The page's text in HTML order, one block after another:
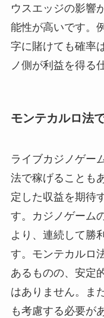
ウスエッジの影響
能性が高いです。
字に賭けても確率
ノ側が利益を得る
モンテカルロ法
ライブカジノゲー
法で稼げることも
定した収益を期待
す。カジノゲーム
より、連続して勝
す。モンテカルロ
あるものの、安定
はありません。ま
も考慮する必要が